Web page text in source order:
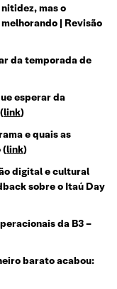
mas o
| Revisão
da temporada de
esperar da
link)
e quais as
(link)
digital e cultural
sobre o Itaú Day
da B3 –
barato acabou: